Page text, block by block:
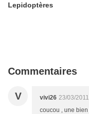
Lepidoptères
Commentaires
V vivi26 23/03/
coucou , une